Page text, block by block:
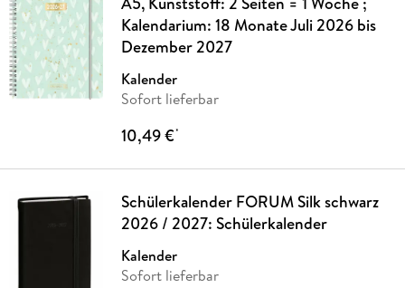
Kalendarium: 18 Monate Juli 2026 bis
Dezember 2027
Kalender
Sofort lieferbar
10,49 €*
Schülerkalender FORUM Silk schwarz
2026 / 2027: Schülerkalender
Kalender
Sofort lieferbar